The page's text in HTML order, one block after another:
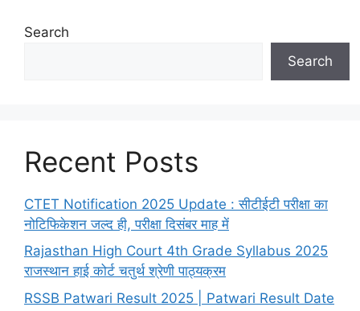
Search
Search
Recent Posts
CTET Notification 2025 Update : सीटीईटी परीक्षा का
नोटिफिकेशन जल्द ही, परीक्षा दिसंबर माह में
Rajasthan High Court 4th Grade Syllabus 2025
राजस्थान हाई कोर्ट चतुर्थ श्रेणी पाठ्यक्रम
RSSB Patwari Result 2025 | Patwari Result Date